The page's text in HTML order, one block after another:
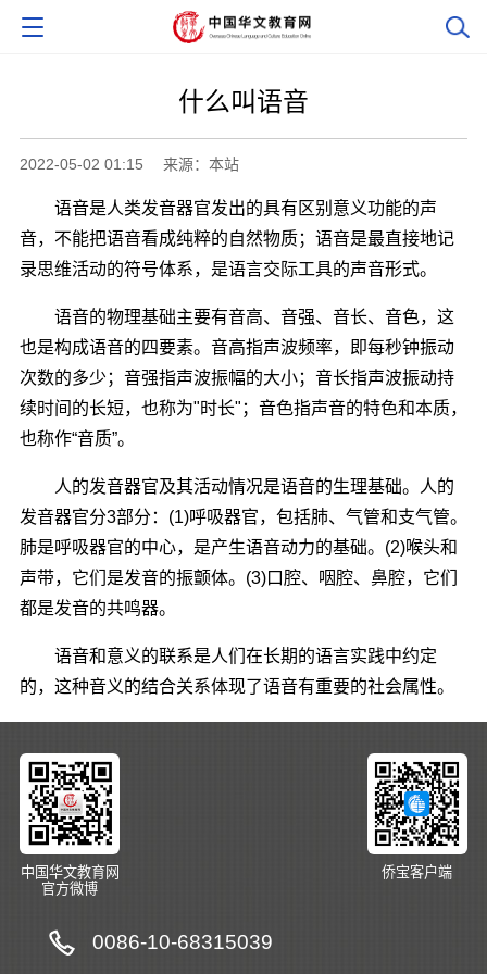
什么叫语音
2022-05-02 01:15 来源：本站
语音是人类发音器官发出的具有区别意义功能的声
音，不能把语音看成纯粹的自然物质；语音是最直接地记
录思维活动的符号体系，是语言交际工具的声音形式。
语音的物理基础主要有音高、音强、音长、音色，这
也是构成语音的四要素。音高指声波频率，即每秒钟振动
次数的多少；音强指声波振幅的大小；音长指声波振动持
续时间的长短，也称为"时长"；音色指声音的特色和本质，
也称作“音质”。
人的发音器官及其活动情况是语音的生理基础。人的
发音器官分3部分：(1)呼吸器官，包括肺、气管和支气管。
肺是呼吸器官的中心，是产生语音动力的基础。(2)喉头和
声带，它们是发音的振颤体。(3)口腔、咽腔、鼻腔，它们
都是发音的共鸣器。
语音和意义的联系是人们在长期的语言实践中约定
的，这种音义的结合关系体现了语音有重要的社会属性。
中国华文教育网
官方微博
侨宝客户端
0086-10-68315039